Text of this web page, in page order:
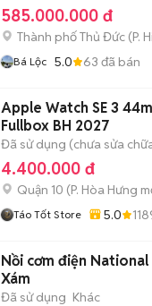
585.000.000 đ
Thành phố Thủ Đức (P.
Bá Lộc 5.0 63 đã bán
Apple Watch SE 3
Fullbox BH 2027
Đã sử dụng (chưa sửa
4.400.000 đ
Quận 10 (P. Hòa Hưng
Táo Tốt Store 5.0
Nồi cơm điện National
Xám
Đã sử dụng Khác